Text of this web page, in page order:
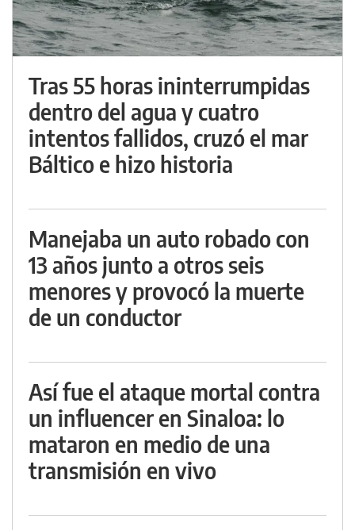
Tras 55 horas ininterrumpidas
dentro del agua y cuatro
intentos fallidos, cruzó el mar
Báltico e hizo historia
Manejaba un auto robado con
13 años junto a otros seis
menores y provocó la muerte
de un conductor
Así fue el ataque mortal contra
un influencer en Sinaloa: lo
mataron en medio de una
transmisión en vivo